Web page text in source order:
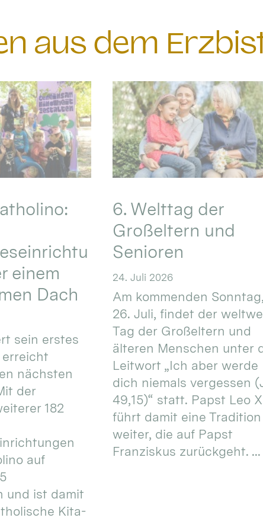
aus dem
einem
Dach
sein erstes
erreicht
nächsten
der
182
auf
und ist damit
Kita-
6. Welttag der
Großeltern und
Senioren
24. Juli 2026
Am kommenden Sonntag,
26. Juli, findet der
Tag der Großeltern und
älteren Menschen unter
Leitwort „Ich aber werde
dich niemals vergessen
49,15)“ statt. Papst Leo
führt damit eine Tradition
weiter, die auf Papst
Franziskus zurückgeht. ...